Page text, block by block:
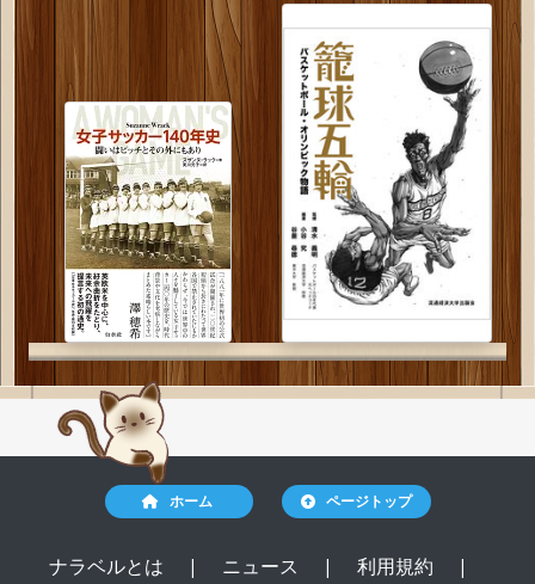
ホーム ページトップ
ナラベルとは | ニュース | 利用規約 |